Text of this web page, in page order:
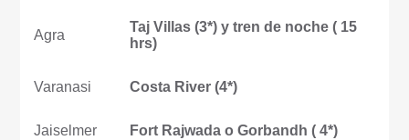
Agra
Taj Villas (3*) y tren de noche ( 15
hrs)
Varanasi Costa River (4*)
Jaiselmer Fort Rajwada o Gorbandh ( 4*)